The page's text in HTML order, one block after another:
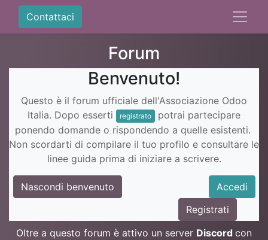
Contattaci
Forum
Benvenuto!
Questo è il forum ufficiale dell'Associazione Odoo
Italia. Dopo esserti
registrato
potrai partecipare
ponendo domande o rispondendo a quelle esistenti.
Non scordarti di compilare il tuo profilo e consultare le
linee guida prima di iniziare a scrivere.
Nascondi benvenuto
Accedi
Registrati
Oltre a questo forum è attivo un server Discord con